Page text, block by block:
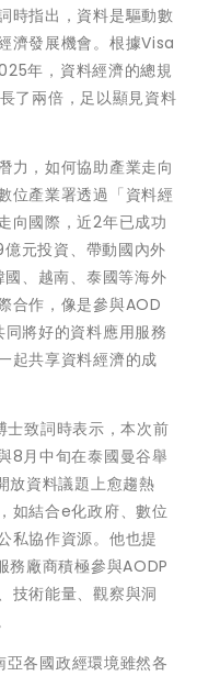
時指出，資料是驅動數
濟發展機會。根據Visa
年，資料經濟的總規
了兩倍，足以顯見資料
力，如何協助產業走向
位產業署透過「資料經
向國際，近2年已成功
元投資、帶動國內外
、越南、泰國等海外
合作，像是參與AOD
將好的資料應用服務
起共享資料經濟的成
致詞時表示，本次前
8月中旬在泰國曼谷舉
放資料議題上愈趨熱
如結合e化政府、數位
私協作資源。他也提
務廠商積極參與AODP
技術能量、觀察與洞
各國政經環境雖然各